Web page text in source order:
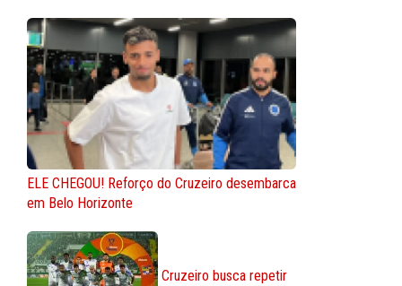
ELE CHEGOU! Reforço do Cruzeiro desembarca
em Belo Horizonte
Cruzeiro busca repetir